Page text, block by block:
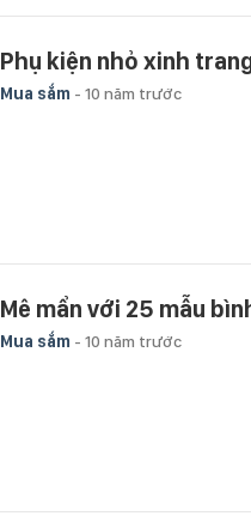
Phụ kiện nhỏ xinh
Mua sắm - 10 năm trước
Mê mẩn với 25 mẫu
Mua sắm - 10 năm trước